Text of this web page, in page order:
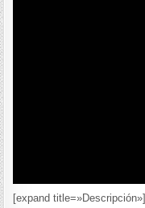
[expand title=»Descripción»]